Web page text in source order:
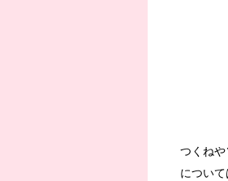
つくね
につい